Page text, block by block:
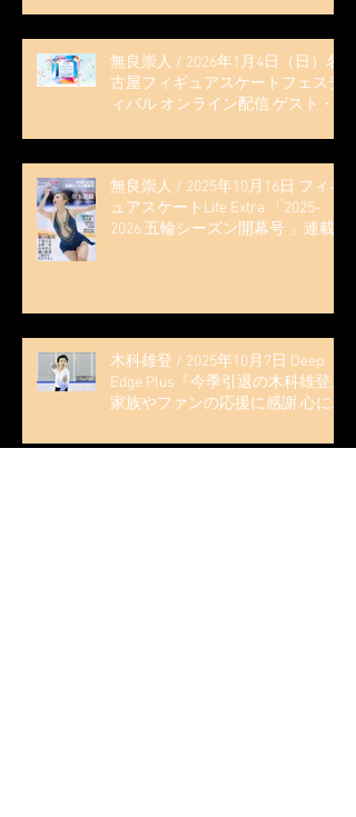
無良崇人 / 2026年1月4日（日）名
古屋フィギュアスケートフェステ
ィバル オンライン配信 ゲスト・
無良崇人 / 2025年10月16日 フィギ
ュアスケートLife Extra 「2025-
2026 五輪シーズン開幕号 」連載
木科雄登 / 2025年10月7日 Deep
Edge Plus『今季引退の木科雄登、
家族やファンの応援に感謝 心に響
見に来て」』